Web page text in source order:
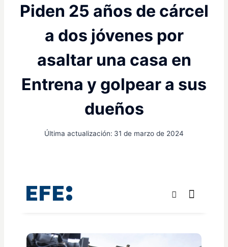
Piden 25 años de cárcel
a dos jóvenes por
asaltar una casa en
Entrena y golpear a sus
dueños
Última actualización: 31 de marzo de 2024